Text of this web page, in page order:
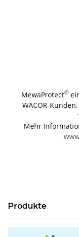
MewaProtect©
WACOR-
Mehr
Produkte